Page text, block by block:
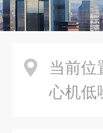
当前位
心机低